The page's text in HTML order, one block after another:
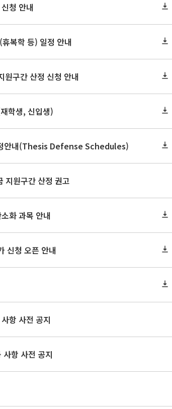
청 안내
복학 등) 일정 안내
원구간 산정 신청 안내
학생, 신입생)
안내(Thesis Defense Schedules)
지원구간 산정 권고
화 과목 안내
신청 오픈 안내
항 사전 공지
항 사전 공지